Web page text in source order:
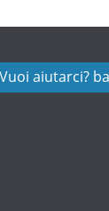
Vuoi aiutarci?